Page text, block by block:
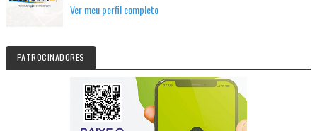
Ver meu perfil completo
PATROCINADORES